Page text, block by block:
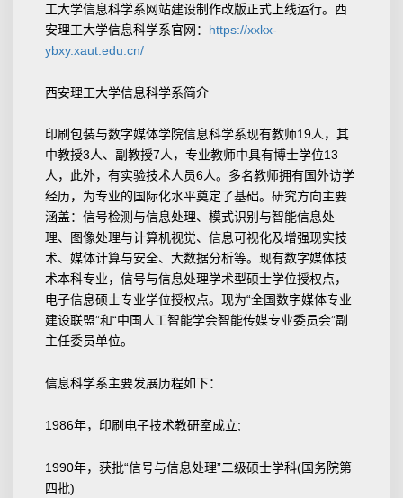
工大学信息科学系网站建设制作改版正式上线运行。西
安理工大学信息科学系官网： https://xxkx-
ybxy.xaut.edu.cn/
西安理工大学信息科学系简介
印刷包装与数字媒体学院信息科学系现有教师19人，其
中教授3人、副教授7人，专业教师中具有博士学位13
人，此外，有实验技术人员6人。多名教师拥有国外访学
经历，为专业的国际化水平奠定了基础。研究方向主要
涵盖：信号检测与信息处理、模式识别与智能信息处
理、图像处理与计算机视觉、信息可视化及增强现实技
术、媒体计算与安全、大数据分析等。现有数字媒体技
术本科专业，信号与信息处理学术型硕士学位授权点，
电子信息硕士专业学位授权点。现为“全国数字媒体专业
建设联盟”和“中国人工智能学会智能传媒专业委员会”副
主任委员单位。
信息科学系主要发展历程如下：
1986年，印刷电子技术教研室成立;
1990年，获批“信号与信息处理”二级硕士学科(国务院第
四批)